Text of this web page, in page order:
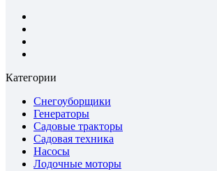
Категории
Снегоуборщики
Генераторы
Садовые тракторы
Садовая техника
Насосы
Лодочные моторы